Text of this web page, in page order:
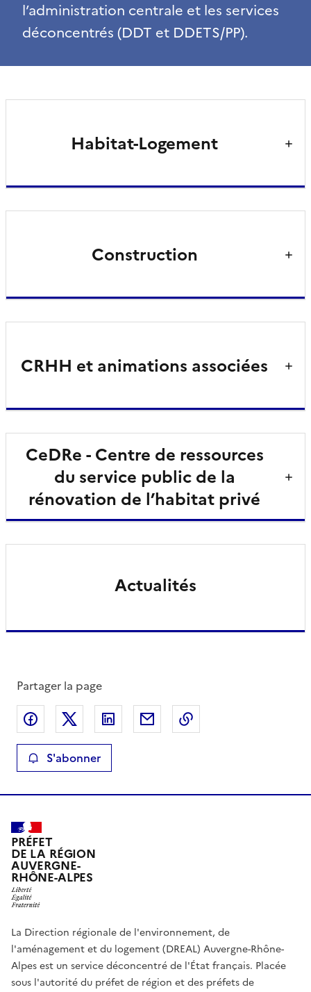
l’administration centrale et les services
déconcentrés (DDT et DDETS/PP).
Habitat-Logement
Construction
CRHH et animations associées
CeDRe - Centre de ressources
du service public de la
rénovation de l’habitat privé
Actualités
Partager la page
Partager sur Facebook
Partager sur XPartager sur LinkedIn
Partager par email
S'abonner
PRÉFET
DE LA RÉGION
AUVERGNE-
RHÔNE-ALPES
La Direction régionale de l'environnement, de
l'aménagement et du logement (DREAL) Auvergne-Rhône-
Alpes est un service déconcentré de l'État français. Placée
sous l'autorité du préfet de région et des préfets de